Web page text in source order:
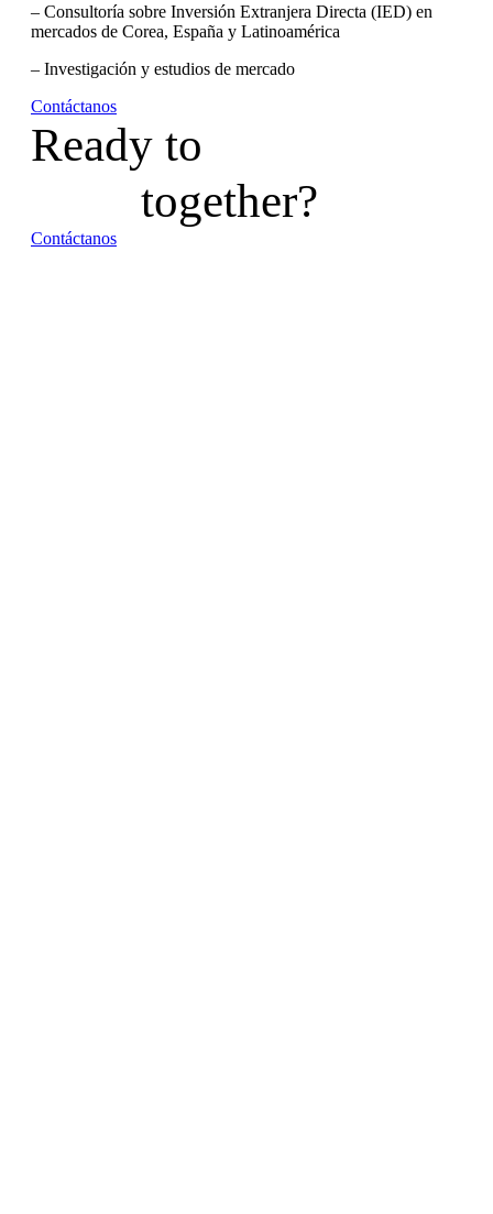
– Consultoría sobre Inversión Extranjera Directa (IED) en
mercados de Corea, España y Latinoamérica
– Investigación y estudios de mercado
Contáctanos
Ready to
together?
Contáctanos